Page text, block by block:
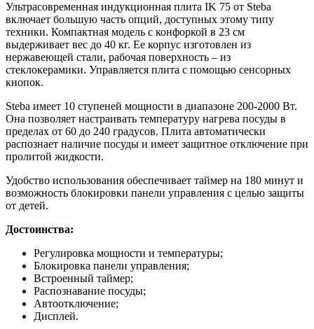
Ультрасовременная индукционная плита IK 75 от Steba
включает большую часть опций, доступных этому типу
техники. Компактная модель с конфоркой в 23 см
выдерживает вес до 40 кг. Ее корпус изготовлен из
нержавеющей стали, рабочая поверхность – из
стеклокерамики. Управляется плита с помощью сенсорных
кнопок.
Steba имеет 10 ступеней мощности в диапазоне 200-2000 Вт.
Она позволяет настраивать температуру нагрева посуды в
пределах от 60 до 240 градусов. Плита автоматически
распознает наличие посуды и имеет защитное отключение при
пролитой жидкости.
Удобство использования обеспечивает таймер на 180 минут и
возможность блокировки панели управления с целью защиты
от детей.
Достоинства:
Регулировка мощности и температуры;
Блокировка панели управления;
Встроенный таймер;
Распознавание посуды;
Автоотключение;
Дисплей.